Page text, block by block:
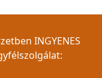
INGYENES